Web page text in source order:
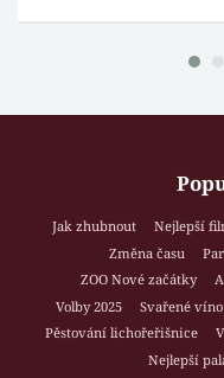
Jak zhubnout Nejlepší
Změna času
ZOO Nové začátky
Volby 2025
Svařené víno
Pěstování lichořeřišnice
Nejlepší